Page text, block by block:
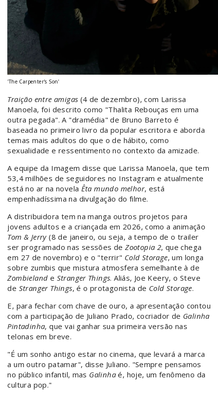
'The Carpenter's Son'
Traição entre amigas (4 de dezembro), com Larissa
Manoela, foi descrito como "Thalita Rebouças em uma
outra pegada". A "dramédia" de Bruno Barreto é
baseada no primeiro livro da popular escritora e aborda
temas mais adultos do que o de hábito, como
sexualidade e ressentimento no contexto da amizade.
A equipe da Imagem disse que Larissa Manoela, que tem
53,4 milhões de seguidores no Instagram e atualmente
está no ar na novela Êta mundo melhor, está
empenhadíssima na divulgação do filme.
A distribuidora tem na manga outros projetos para
jovens adultos e a criançada em 2026, como a animação
Tom & Jerry(8 de janeiro, ou seja, a tempo de o trailer
ser programado nas sessões deZootopia 2, que chega
em 27 de novembro) e o "terrir" Cold Storage, um longa
sobre zumbis que mistura atmosfera semelhante à de
Zombieland e Stranger Things. Aliás, Joe Keery, o Steve
de Stranger Things, é o protagonista de Cold Storage.
E, para fechar com chave de ouro, a apresentação contou
com a participação de Juliano Prado, cocriador de Galinha
Pintadinha, que vai ganhar sua primeira versão nas
telonas em breve.
"É um sonho antigo estar no cinema, que levará a marca
a um outro patamar", disse Juliano. "Sempre pensamos
no público infantil, mas Galinhaé, hoje, um fenômeno da
cultura pop."